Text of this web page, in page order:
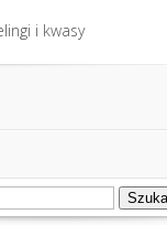
i problemy
i kwasy